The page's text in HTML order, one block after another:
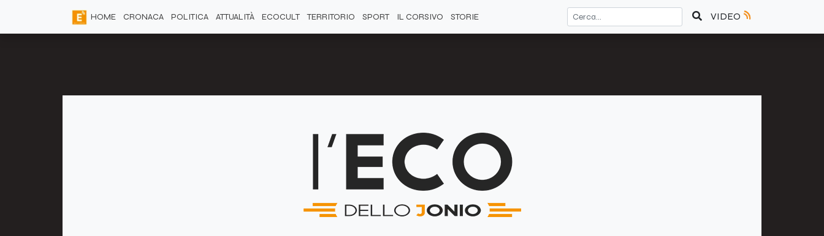
HOME CRONACA POLITICA ATTUALITÀ ECOCULT TERRITORIO SPORT IL CORSIVO STORIE VIDEO